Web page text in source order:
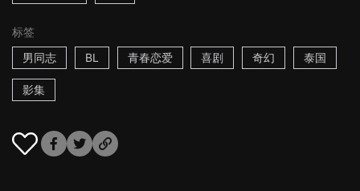
标签
男同志
BL 青春恋爱 喜剧 奇幻 泰国
影集